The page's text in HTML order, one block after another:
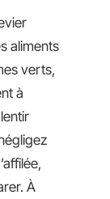
aliments
verts,
à
À